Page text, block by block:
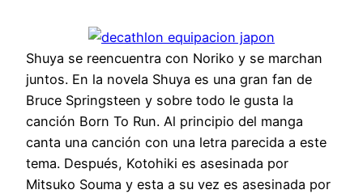
Shuya se reencuentra con Noriko y se marchan
juntos. En la novela Shuya es una gran fan de
Bruce Springsteen y sobre todo le gusta la
canción Born To Run. Al principio del manga
canta una canción con una letra parecida a este
tema. Después, Kotohiki es asesinada por
Mitsuko Souma y esta a su vez es asesinada por